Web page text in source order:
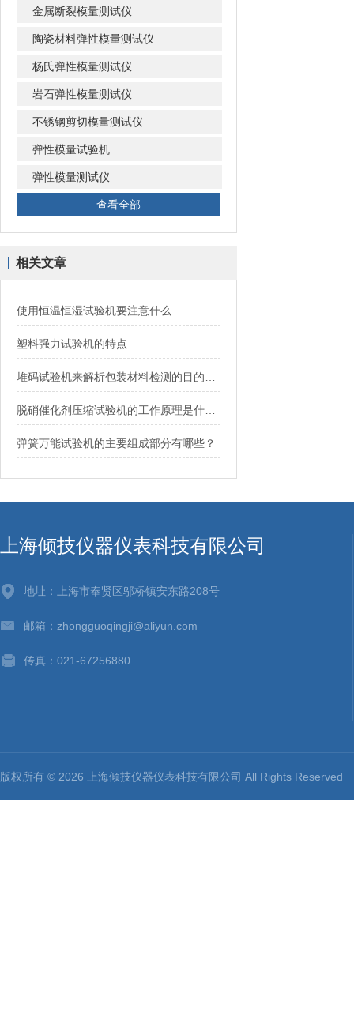
金属断裂模量测试仪
陶瓷材料弹性模量测试仪
杨氏弹性模量测试仪
岩石弹性模量测试仪
不锈钢剪切模量测试仪
弹性模量试验机
弹性模量测试仪
查看全部
相关文章
使用恒温恒湿试验机要注意什么
塑料强力试验机的特点
弹簧万能试验机的主要组成部分有哪些？
上海倾技仪器仪表科技有限公司
地址：上海市奉贤区邬桥镇安东路208号
邮箱：zhongguoqingji@aliyun.com
传真：021-67256880
版权所有 © 2026 上海倾技仪器仪表科技有限公司 All Rights